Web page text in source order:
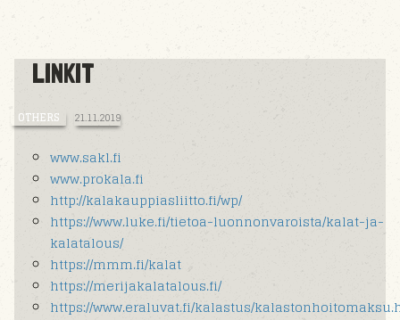
LINKIT
OTHERS 21.11.2019
www.sakl.fi
www.prokala.fi
http://kalakauppiasliitto.fi/wp/
https://www.luke.fi/tietoa-luonnonvaroista/kalat-ja-
kalatalous/
https://mmm.fi/kalat
https://merijakalatalous.fi/
https://www.eraluvat.fi/kalastus/